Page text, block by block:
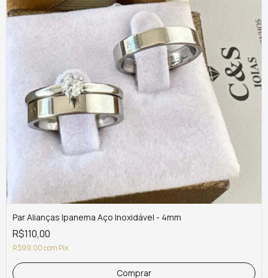
Par Alianças Ipanema Aço Inoxidável - 4mm
R$110,00
R$99,00com Pix